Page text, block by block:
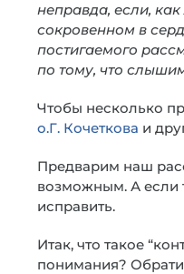
неправда, если,
сокровенном в
постигаемого
по тому, что
Чтобы несколько
о.Г. Кочеткова и
Предварим наш
возможным. А если
исправить.
Итак, что такое
понимания?